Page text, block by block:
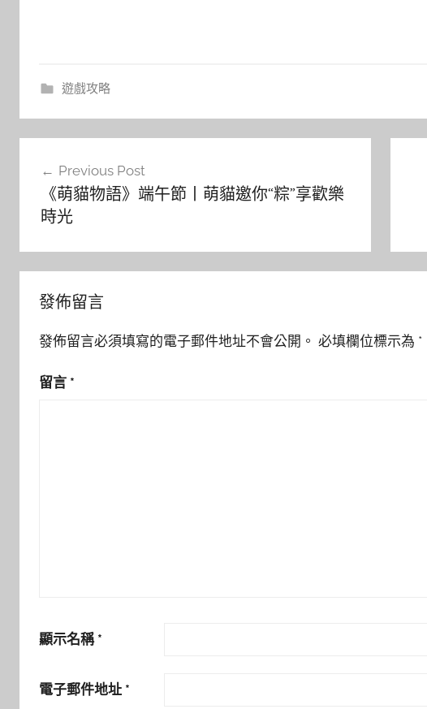
遊戲攻略
Previous Post
《萌貓物語》端午節丨萌貓邀你“粽”享歡樂
時光
發佈留言
發佈留言必須填寫的電子郵件地址不會公開。 必填欄位標示為 *
留言 *
顯示名稱 *
電子郵件地址 *